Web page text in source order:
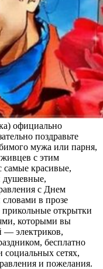
официально
поздравьте
мужа или парня,
с этим
самые красивые,
душевные,
с Днем
в прозе
открытки
которыми вы
— электриков,
бесплатно
социальных сетях,
и пожелания.